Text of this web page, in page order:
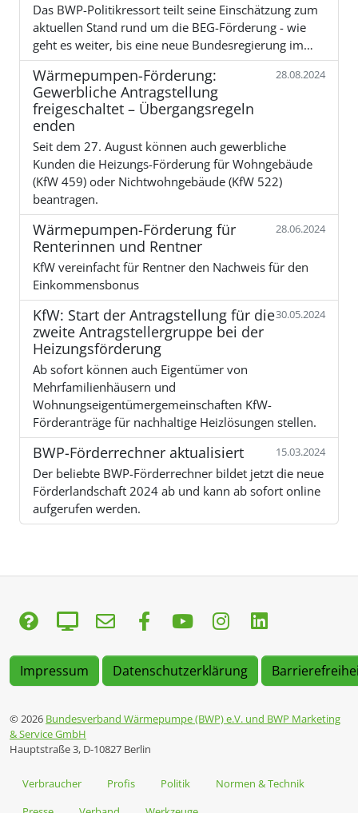
Das BWP-Politikressort teilt seine Einschätzung zum
aktuellen Stand rund um die BEG-Förderung - wie
geht es weiter, bis eine neue Bundesregierung im…
Wärmepumpen-Förderung:
Gewerbliche Antragstellung
freigeschaltet – Übergangsregeln
enden
28.08.2024
Seit dem 27. August können auch gewerbliche
Kunden die Heizungs-Förderung für Wohngebäude
(KfW 459) oder Nichtwohngebäude (KfW 522)
beantragen.
Wärmepumpen-Förderung für
Renterinnen und Rentner
28.06.2024
KfW vereinfacht für Rentner den Nachweis für den
Einkommensbonus
KfW: Start der Antragstellung für die
zweite Antragstellergruppe bei der
Heizungsförderung
30.05.2024
Ab sofort können auch Eigentümer von
Mehrfamilienhäusern und
Wohnungseigentümergemeinschaften KfW-
Förderanträge für nachhaltige Heizlösungen stellen.
BWP-Förderrechner aktualisiert 15.03.2024
Der beliebte BWP-Förderrechner bildet jetzt die neue
Förderlandschaft 2024 ab und kann ab sofort online
aufgerufen werden.
Impressum Datenschutzerklärung
© 2026 Bundesverband Wärmepumpe (BWP) e.V. und BWP Marketing
& Service GmbH
Hauptstraße 3, D-10827 Berlin
Verbraucher Profis Politik
Normen & Technik